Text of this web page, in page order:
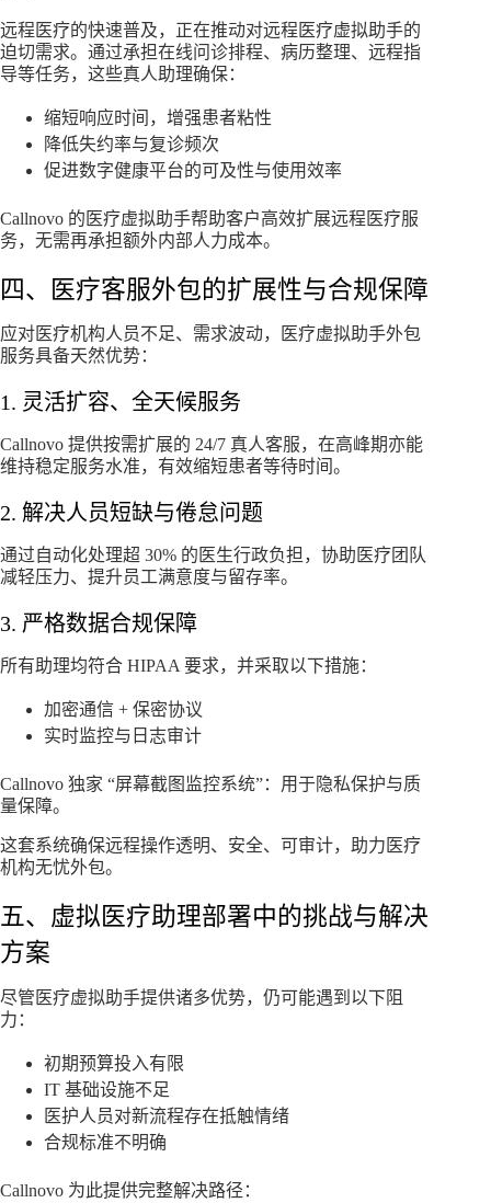
远程医疗的快速普及，正在推动对远程医疗虚拟助手的
迫切需求。通过承担在线问诊排程、病历整理、远程指
导等任务，这些真人助理确保：
缩短响应时间，增强患者粘性
降低失约率与复诊频次
促进数字健康平台的可及性与使用效率
Callnovo 的医疗虚拟助手帮助客户高效扩展远程医疗服
务，无需再承担额外内部人力成本。
四、医疗客服外包的扩展性与合规保障
应对医疗机构人员不足、需求波动，医疗虚拟助手外包
服务具备天然优势：
1. 灵活扩容、全天候服务
Callnovo 提供按需扩展的 24/7 真人客服，在高峰期亦能
维持稳定服务水准，有效缩短患者等待时间。
2. 解决人员短缺与倦怠问题
通过自动化处理超 30% 的医生行政负担，协助医疗团队
减轻压力、提升员工满意度与留存率。
3. 严格数据合规保障
所有助理均符合 HIPAA 要求，并采取以下措施：
加密通信 + 保密协议
实时监控与日志审计
Callnovo 独家 “屏幕截图监控系统”：用于隐私保护与质
量保障。
这套系统确保远程操作透明、安全、可审计，助力医疗
机构无忧外包。
五、虚拟医疗助理部署中的挑战与解决
方案
尽管医疗虚拟助手提供诸多优势，仍可能遇到以下阻
力：
初期预算投入有限
IT 基础设施不足
医护人员对新流程存在抵触情绪
合规标准不明确
Callnovo 为此提供完整解决路径：